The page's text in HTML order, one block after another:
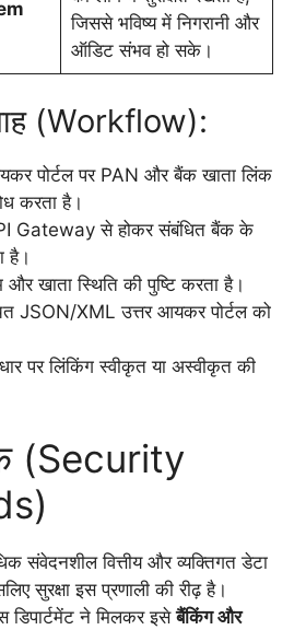
जिससे भविष्य में निगरानी और
ऑडिट संभव हो सके।
(Workflow):
पोर्टल पर PAN और बैंक खाता लिंक
करता है।
Gateway से होकर संबंधित बैंक के
है।
खाता स्थिति की पुष्टि करता है।
JSON/XML उत्तर आयकर पोर्टल को
पर लिंकिंग स्वीकृत या अस्वीकृत की
(Security
संवेदनशील वित्तीय और व्यक्तिगत डेटा
सुरक्षा इस प्रणाली की रीढ़ है।
ने मिलकर इसेबैंकिंग और